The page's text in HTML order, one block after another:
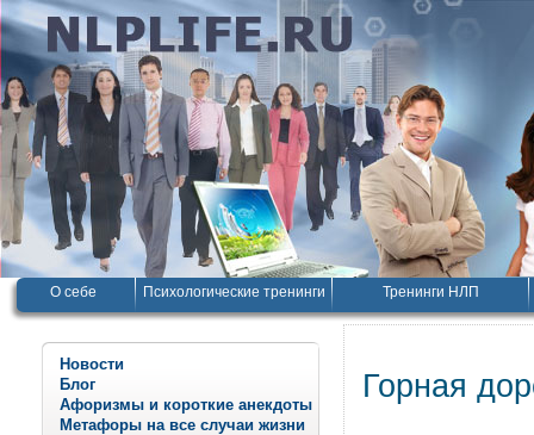
О себе Психологические тренинги Тренинги НЛП
Новости
Блог
Афоризмы и короткие анекдоты
Метафоры на все случаи жизни
Горная